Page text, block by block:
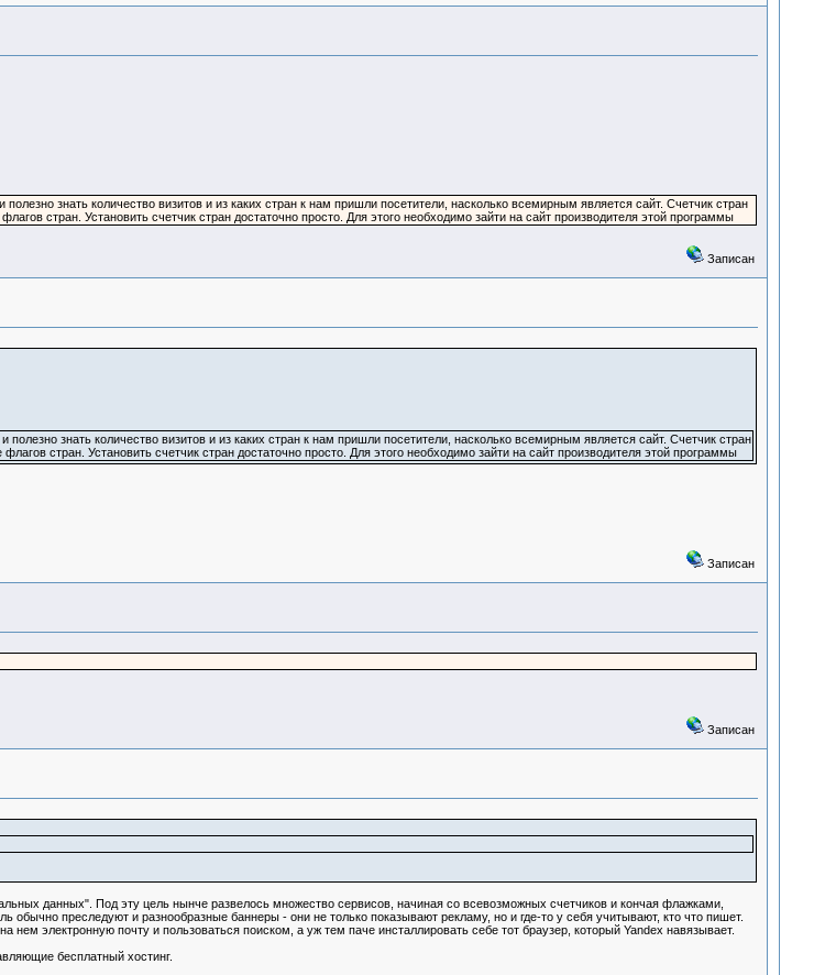
знать количество визитов и из каких стран к нам пришли посетители, насколько всемирным является сайт. Счетчик стран
стран. Установить счетчик стран достаточно просто. Для этого необходимо зайти на сайт производителя этой программы
Записан
полезно знать количество визитов и из каких стран к нам пришли посетители, насколько всемирным является сайт. Счетчик стран
стран. Установить счетчик стран достаточно просто. Для этого необходимо зайти на сайт производителя этой программы
Записан
Записан
данных". Под эту цель нынче развелось множество сервисов, начиная со всевозможных счетчиков и кончая флажками,
преследуют и разнообразные баннеры - они не только показывают рекламу, но и где-то у себя учитывают, кто что пишет.
нем электронную почту и пользоваться поиском, а уж тем паче инсталлировать себе тот браузер, который Yandex навязывает.
бесплатный хостинг.